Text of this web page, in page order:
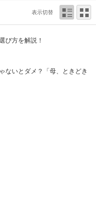
表示切替
び方を解説！
ないとダメ？「母、ときどき